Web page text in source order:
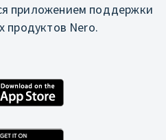
приложением поддержки
продуктов Nero.